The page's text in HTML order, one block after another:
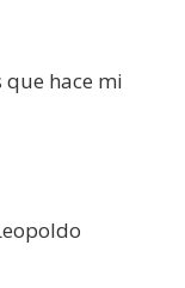
que hace mi